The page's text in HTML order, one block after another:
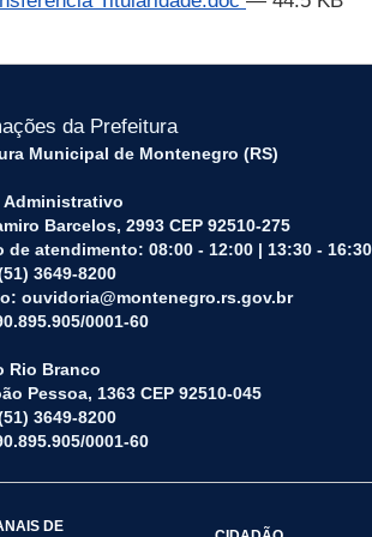
da Prefeitura
Municipal de Montenegro (RS)
Administrativo
Barcelos, 2993 CEP 92510-275
de atendimento: 08:00 - 12:00 | 13:30 - 16:30
3649-8200
ouvidoria@montenegro.rs.gov.br
0001-60
Rio Branco
Pessoa, 1363 CEP 92510-045
3649-8200
0001-60
DE